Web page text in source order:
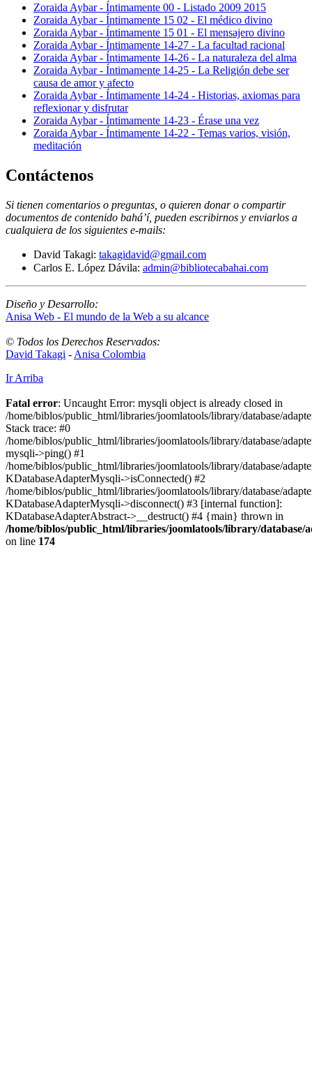
Zoraida Aybar - Íntimamente 00 - Listado 2009 2015
Zoraida Aybar - Íntimamente 15 02 - El médico divino
Zoraida Aybar - Íntimamente 15 01 - El mensajero divino
Zoraida Aybar - Íntimamente 14-27 - La facultad racional
Zoraida Aybar - Íntimamente 14-26 - La naturaleza del alma
Zoraida Aybar - Íntimamente 14-25 - La Religión debe ser
causa de amor y afecto
Zoraida Aybar - Íntimamente 14-24 - Historias, axiomas para
reflexionar y disfrutar
Zoraida Aybar - Íntimamente 14-23 - Érase una vez
Zoraida Aybar - Íntimamente 14-22 - Temas varios, visión,
meditación
Contáctenos
Si tienen comentarios o preguntas, o quieren donar o compartir
documentos de contenido bahá’í, pueden escribirnos y enviarlos a
cualquiera de los siguientes e-mails:
David Takagi: takagidavid@gmail.com
Carlos E. López Dávila: admin@bibliotecabahai.com
Diseño y Desarrollo:
Anisa Web - El mundo de la Web a su alcance
© Todos los Derechos Reservados:
David Takagi - Anisa Colombia
Ir Arriba
Fatal error: Uncaught Error: mysqli object is already closed in
/home/biblos/public_html/libraries/joomlatools/library/database/
Stack trace: #0
/home/biblos/public_html/libraries/joomlatools/library/database/
mysqli->ping() #1
/home/biblos/public_html/libraries/joomlatools/library/database/
KDatabaseAdapterMysqli->isConnected() #2
/home/biblos/public_html/libraries/joomlatools/library/database/
KDatabaseAdapterMysqli->disconnect() #3 [internal function]:
KDatabaseAdapterAbstract->__destruct() #4 {main} thrown in
/home/biblos/public_html/libraries/joomlatools/library/database/
on line 174